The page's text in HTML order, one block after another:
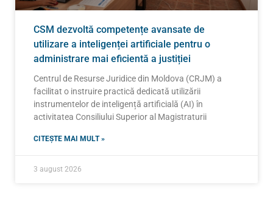
CSM dezvoltă competențe avansate de
utilizare a inteligenței artificiale pentru o
administrare mai eficientă a justiției
Centrul de Resurse Juridice din Moldova (CRJM) a
facilitat o instruire practică dedicată utilizării
instrumentelor de inteligență artificială (AI) în
activitatea Consiliului Superior al Magistraturii
CITEȘTE MAI MULT »
3 august 2026